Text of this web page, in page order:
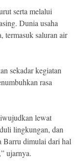
serta melalui
Dunia usaha
termasuk saluran air
sekadar kegiatan
rasa
lewat
lingkungan, dan
Barru dimulai dari hal
ujarnya.